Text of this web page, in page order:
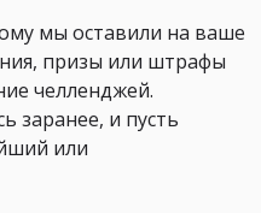
мы оставили на ваше
призы или штрафы
челленджей.
заранее, и пусть
или